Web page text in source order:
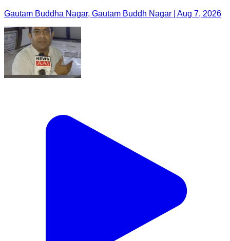
Gautam Buddha Nagar, Gautam Buddh Nagar | Aug 7, 2026